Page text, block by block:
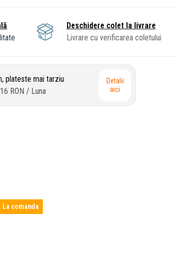
Deschidere colet la livrare
Livrare cu verificarea coletului
plateste mai tarziu
RON / Luna
Detalii
aici
La comanda